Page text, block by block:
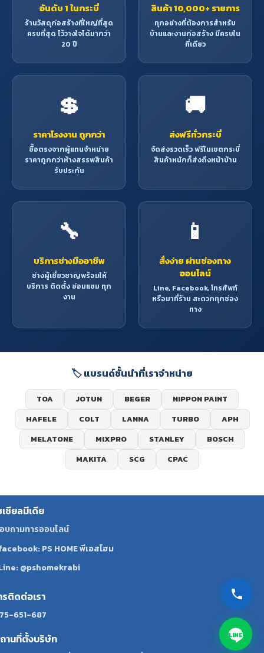
อันดับ 1 ในกระบี่
ร้านวัสดุก่อสร้างที่ใหญ่ที่สุด
ครบที่สุด ไว้วางใจได้มากว่า
20 ปี
สินค้า 10,000+ รายการ
ทุกอย่างที่ต้องการสำหรับ
บ้านและงานก่อสร้าง มีครบใน
ที่เดียว
💲
ราคาโรงงาน ถูกกว่า
ซื้อตรงจากผู้แทนจำหน่าย
ราคาถูกกว่าห้างสรรพสินค้า
รับประกัน
🚚
ส่งฟรีทั่วกระบี่
จัดส่งรวดเร็ว ฟรีในเขตกระบี่
สินค้าหนักก็ส่งถึงหน้าบ้าน
🔧
บริการช่างมืออาชีพ
ช่างผู้เชี่ยวชาญพร้อมให้
บริการ ติดตั้ง ซ่อมแซม ทุก
งาน
📱
สั่งง่าย ผ่านช่องทาง
ออนไลน์
Line, Facebook, โทรศัพท์
หรือมาที่ร้าน สะดวกทุกช่อง
ทาง
🏷️ แบรนด์ชั้นนำที่เราจำหน่าย
TOA JOTUN BEGER
NIPPON PAINT
HAFELE
COLT LANNA TURBO
APH
MELATONE
MIXPRO STANLEY
BOSCH
MAKITA
SCG CPAC
เชียลมีเดีย
บถามทารออนไลน์
PS HOME พีเอสโฮม
@pshomekrabi
รติดต่อเรา
651-687
านที่ตั้งบริษัท LINE